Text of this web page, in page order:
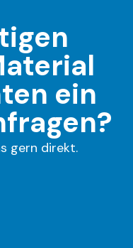
ein
gern direkt.